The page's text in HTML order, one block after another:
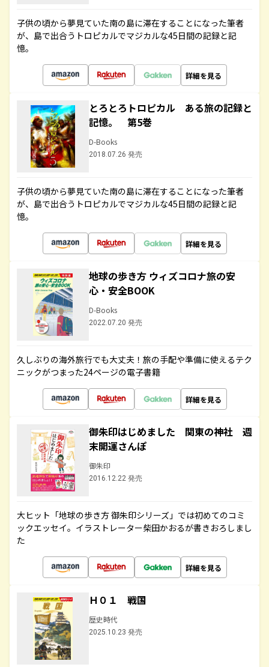
子供の頃から夢見ていた南の島に滞在することになった筆者
が、島で出合うトロピカルでマジカルな45日間の記録と記
憶。
詳細を見る
とろとろトロピカル ある旅の記録と
記憶。 第5巻
D-Books
2018.07.26 発売
子供の頃から夢見ていた南の島に滞在することになった筆者
が、島で出合うトロピカルでマジカルな45日間の記録と記
憶。
詳細を見る
地球の歩き方 ウィズコロナ旅の安
心・安全BOOK
D-Books
2022.07.20 発売
久しぶりの海外旅行でも大丈夫！旅の手配や準備に使えるテク
ニックがつまった24ページの電子書籍
詳細を見る
御朱印はじめました 関東の神社 週
末開運さんぽ
御朱印
2016.12.22 発売
大ヒット「地球の歩き方 御朱印シリーズ」では初めてのコミ
ックエッセイ。イラストレーター柴田かおるが書きおろしまし
た
詳細を見る
Ｈ０１ 戦国
歴史時代
2025.10.23 発売